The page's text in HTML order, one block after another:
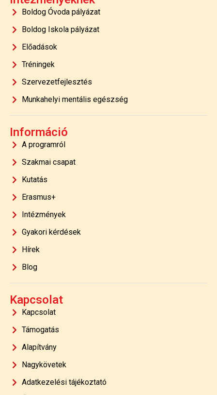
Boldog Óvoda pályázat
Boldog Iskola pályázat
Előadások
Tréningek
Szervezetfejlesztés
Munkahelyi mentális egészség
Információ
A programról
Szakmai csapat
Kutatás
Erasmus+
Intézmények
Gyakori kérdések
Hírek
Blog
Kapcsolat
Kapcsolat
Támogatás
Alapítvány
Nagykövetek
Adatkezelési tájékoztató